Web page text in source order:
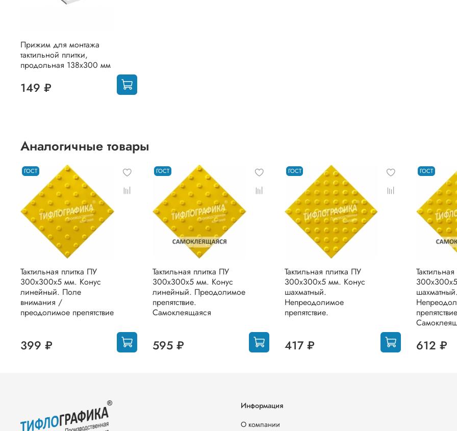
Прижим для монтажа
тактильной плитки,
продольная 138x300 мм
149 ₽
Аналогичные товары
ГОСТ
Тактильная плитка ПУ
300х300х5 мм. Конус
линейный. Поле
внимания /
преодолимое препятствие
399 ₽
ГОСТ
Тактильная плитка ПУ
300х300х5 мм. Конус
линейный. Преодолимое
препятствие.
Самоклеящаяся
595 ₽
ГОСТ
Тактильная плитка ПУ
300х300х5 мм. Конус
шахматный.
Непреодолимое
препятствие.
417 ₽
ГОСТ
612 ₽
Информация
О компании